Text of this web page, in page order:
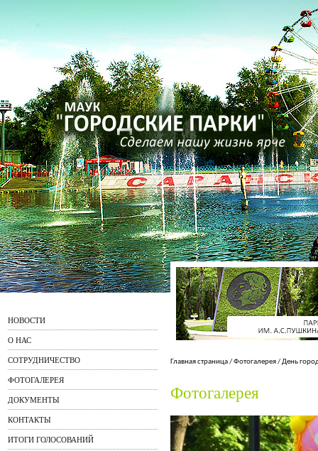
НОВОСТИ
О НАС
СОТРУДНИЧЕСТВО
ФОТОГАЛЕРЕЯ
ДОКУМЕНТЫ
КОНТАКТЫ
ИТОГИ ГОЛОСОВАНИЙ
Главная страница/Фотогалерея/День
Фотогалерея